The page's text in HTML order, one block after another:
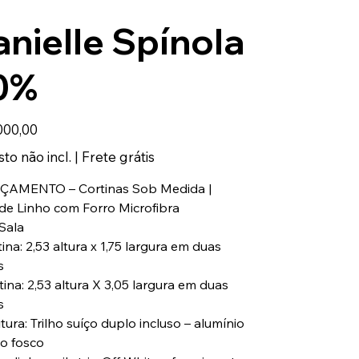
Spínola
não incl. | Frete grátis
– Cortinas Sob Medida |
Linho com Forro Microfibra
2,53 altura x 1,75 largura em duas
2,53 altura X 3,05 largura em duas
Trilho suíço duplo incluso – alumínio
fosco